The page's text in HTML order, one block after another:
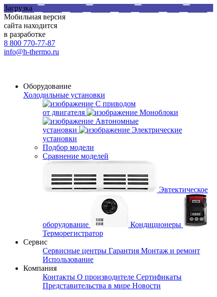
Загрузка
Мобильная версия
сайта находится
в разработке
8 800 770-77-87
info@h-thermo.ru
Оборудование
Холодильные установки
С приводом
от двигателя
Моноблоки
Автономные
установки
Электрические
установки
Подбор модели
Сравнение моделей
Эвтектическое
оборудование
Кондиционеры
Терморегистратор
Сервис
Сервисные центры Гарантия Монтаж и ремонт
Использование
Компания
Контакты О производителе Сертификаты
Представительства в мире Новости